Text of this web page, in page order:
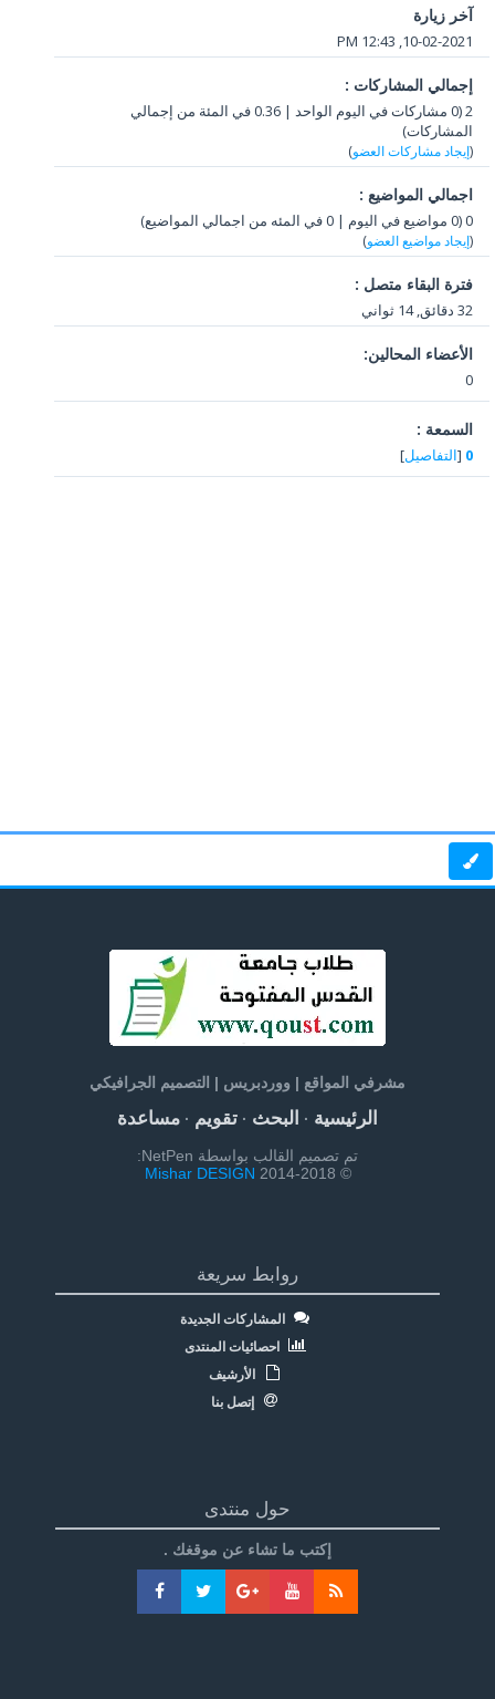
آخر زيارة
10-02-2021, 12:43 PM
إجمالي المشاركات :
2 (0 مشاركات في اليوم الواحد | 0.36 في المئة من إجمالي
المشاركات)
إيجاد مشاركات العضو)
اجمالي المواضيع :
0 (0 مواضيع في اليوم | 0 في المئه من اجمالي المواضيع)
إيجاد مواضيع العضو)
فترة البقاء متصل :
32 دقائق, 14 ثواني
الأعضاء المحالين:
0
السمعة :
0
[ التفاصيل]
مشرفي المواقع | ووردبريس | التصميم الجرافيكي
الرئيسية· البحث· تقويم· مساعدة
تم تصميم القالب بواسطة NetPen:
© 2014-2018
Mishar DESIGN
روابط سريعة
المشاركات الجديدة
احصائيات المنتدى
الأرشيف
إتصل بنا
حول منتدى
إكتب ما تشاء عن موقغك .